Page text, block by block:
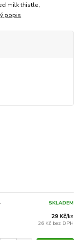
milk thistle,
popis
29 Kč/ks
26 Kč bez DPH
SKLADEM